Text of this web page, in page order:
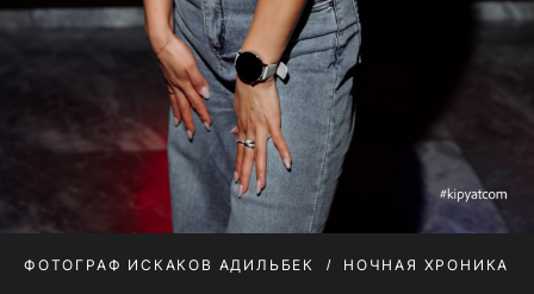
ФОТОГРАФ ИСКАКОВ АДИЛЬБЕК НОЧНАЯ ХРОНИКА